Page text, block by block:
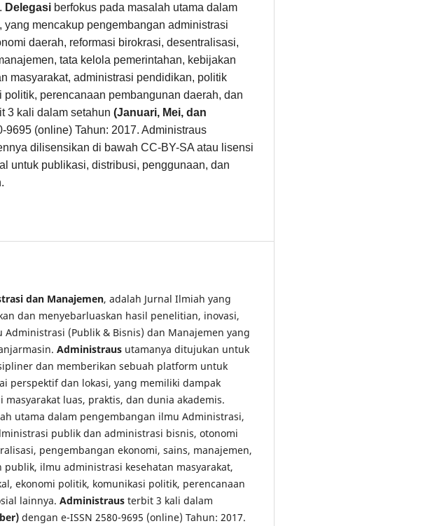
Delegasi berfokus pada masalah utama dalam
mencakup pengembangan administrasi
daerah, reformasi birokrasi, desentralisasi,
tata kelola pemerintahan, kebijakan
masyarakat, administrasi pendidikan, politik
perencanaan pembangunan daerah, dan
3 kali dalam setahun (Januari, Mei, dan
9695 (online) Tahun: 2017. Administraus
dilisensikan di bawah CC-BY-SA atau lisensi
untuk publikasi, distribusi, penggunaan, dan
dan Manajemen, adalah Jurnal Ilmiah yang
dan menyebarluaskan hasil penelitian, inovasi,
(Publik & Bisnis) dan Manajemen yang
Administraus utamanya ditujukan untuk
dan memberikan sebuah platform untuk
perspektif dan lokasi, yang memiliki dampak
luas, praktis, dan dunia akademis.
utama dalam pengembangan ilmu Administrasi,
publik dan administrasi bisnis, otonomi
pengembangan ekonomi, sains, manajemen,
ilmu administrasi kesehatan masyarakat,
ekonomi politik, komunikasi politik, perencanaan
lainnya. Administraus terbit 3 kali dalam
dengan e-ISSN 2580-9695 (online) Tahun: 2017.